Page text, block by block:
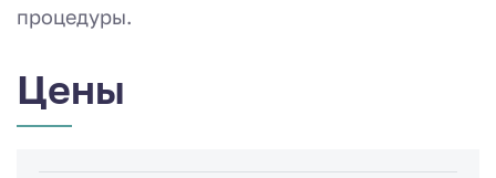
процедуры.
Цены